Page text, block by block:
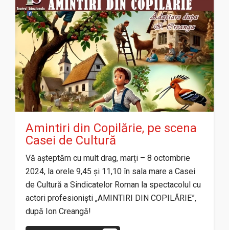
Amintiri din Copilărie, pe scena
Casei de Cultură
Vă așteptăm cu mult drag, marți – 8 octombrie
2024, la orele 9,45 și 11,10 în sala mare a Casei
de Cultură a Sindicatelor Roman la spectacolul cu
actori profesioniști „AMINTIRI DIN COPILĂRIE”,
după Ion Creangă!